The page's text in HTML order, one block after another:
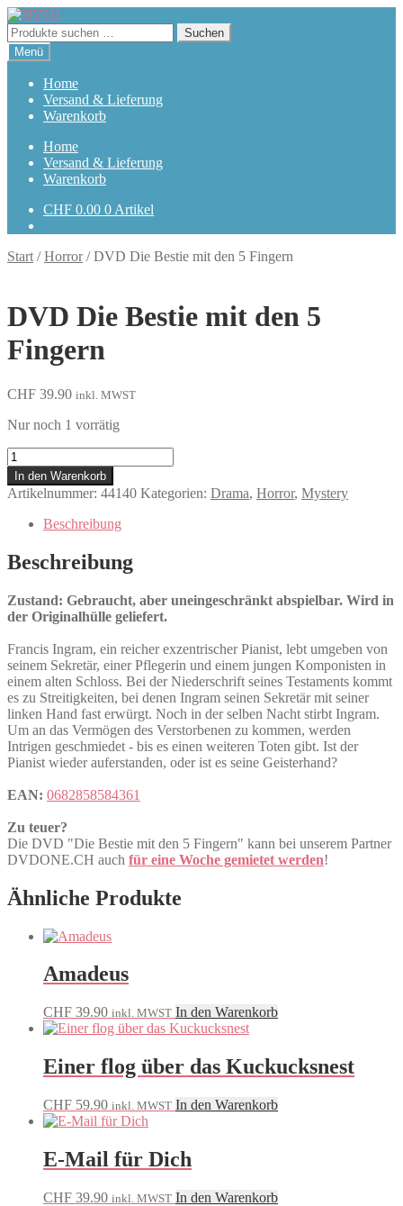
Zur
Navigation
springen
Zum
Inhalt
springen
Suchen
nach:
Suchen
Menü
Home
Versand & Lieferung
Warenkorb
Home
Versand & Lieferung
Warenkorb
CHF 0.00 0 Artikel
Start /Horror/DVD Die Bestie mit den 5 Fingern
DVD Die Bestie mit den 5
Fingern
CHF 39.90 inkl. MWST
Nur noch 1 vorrätig
Die
Bestie
mit
den
Fingern
Menge
In den Warenkorb
Artikelnummer: 44140 Kategorien: Drama, Horror, Mystery
Beschreibung
Beschreibung
Zustand: Gebraucht, aber uneingeschränkt abspielbar. Wird in
der Originalhülle geliefert.
Francis Ingram, ein reicher exzentrischer Pianist, lebt umgeben von
seinem Sekretär, einer Pflegerin und einem jungen Komponisten in
einem alten Schloss. Bei der Niederschrift seines Testaments kommt
es zu Streitigkeiten, bei denen Ingram seinen Sekretär mit seiner
linken Hand fast erwürgt. Noch in der selben Nacht stirbt Ingram.
Um an das Vermögen des Verstorbenen zu kommen, werden
Intrigen geschmiedet - bis es einen weiteren Toten gibt. Ist der
Pianist wieder auferstanden, oder ist es seine Geisterhand?
EAN: 0682858584361
Zu teuer?
Die DVD "Die Bestie mit den 5 Fingern" kann bei unserem Partner
DVDONE.CH auch für eine Woche gemietet werden!
Ähnliche Produkte
Amadeus
CHF 39.90 inkl. MWST In den Warenkorb
Einer flog über das Kuckucksnest
CHF 59.90 inkl. MWST In den Warenkorb
E-Mail für Dich
CHF 39.90 inkl. MWST In den Warenkorb